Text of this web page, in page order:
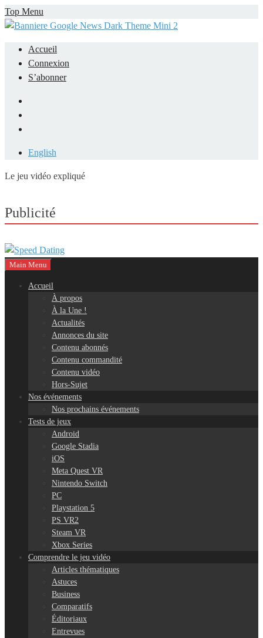
Skip
to
Top Menu
Accueil
Connexion
S’abonner
English
Le jeu vidéo expliqué
Publicité
Main Menu
Accueil
À propos
À la Une !
Actualités
Annonces du site
Contenu abonnés
Contenu commandité
Contenu vidéo
Hors-Sujet
Nos événements
Nos prochains événements
Tests de jeux
Android
Google Stadia
iOS
Meta Quest VR
Nintendo Switch
PC
Playstation 5
PS VR2
Steam VR
Xbox Series
Comprendre le jeu vidéo
Articles thématiques
Astuces
Business
Comparatifs
Éditoriaux
Entrevues